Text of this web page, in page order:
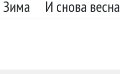
Зима И снова весна